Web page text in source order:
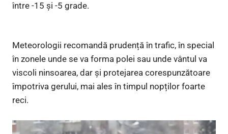
între -15 şi -5 grade.
Meteorologii recomandă prudență în trafic, în special
în zonele unde se va forma polei sau unde vântul va
viscoli ninsoarea, dar și protejarea corespunzătoare
împotriva gerului, mai ales în timpul nopților foarte
reci.